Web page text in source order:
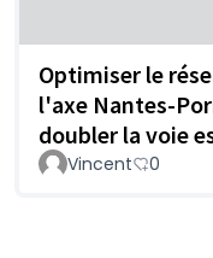
Optimiser le
l'axe Nantes-
doubler la voie
Vincent 0